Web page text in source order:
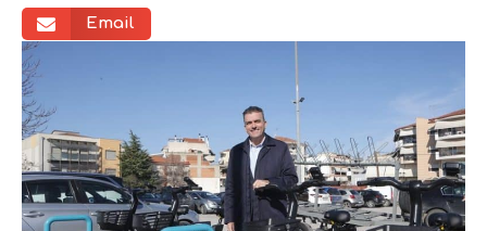
Email